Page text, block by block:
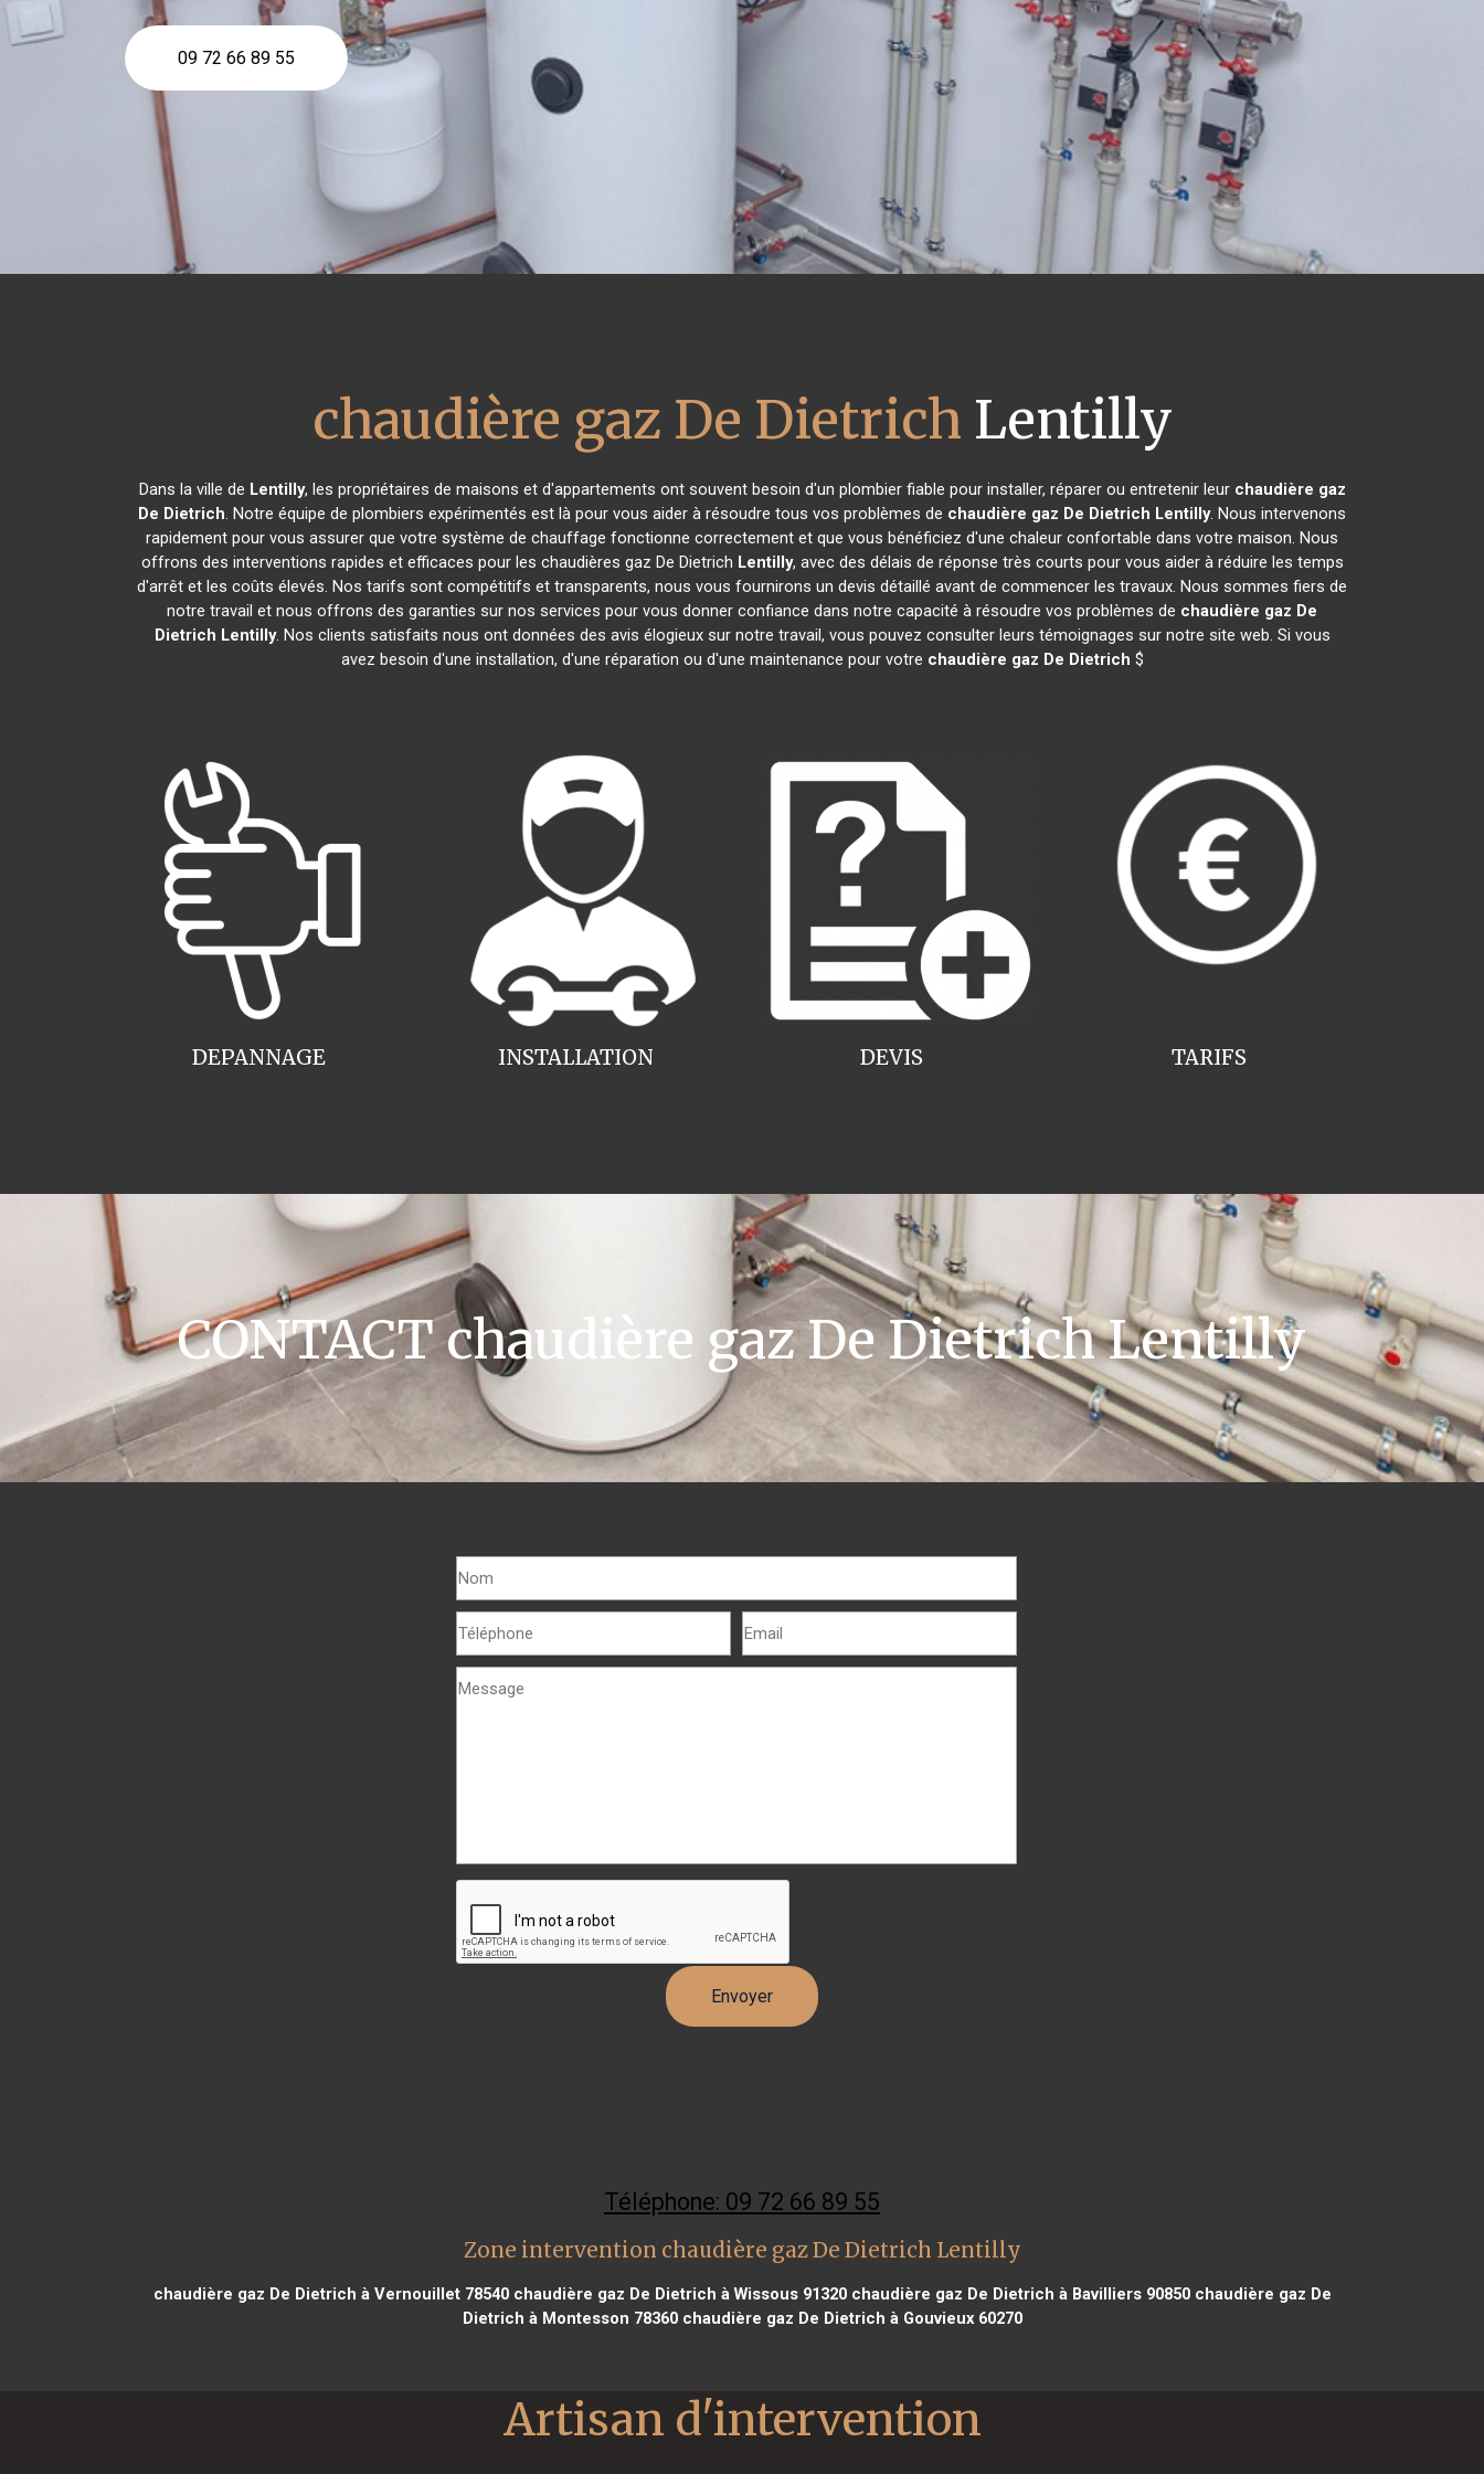
09 72 66 89 55
chaudière gaz De Dietrich Lentilly
Dans la ville de Lentilly, les propriétaires de maisons et d'appartements ont souvent besoin d'un plombier fiable pour installer, réparer ou entretenir leur chaudière gaz
De Dietrich. Notre équipe de plombiers expérimentés est là pour vous aider à résoudre tous vos problèmes de chaudière gaz De Dietrich Lentilly. Nous intervenons
rapidement pour vous assurer que votre système de chauffage fonctionne correctement et que vous bénéficiez d'une chaleur confortable dans votre maison. Nous
offrons des interventions rapides et efficaces pour les chaudières gaz De Dietrich Lentilly, avec des délais de réponse très courts pour vous aider à réduire les temps
d'arrêt et les coûts élevés. Nos tarifs sont compétitifs et transparents, nous vous fournirons un devis détaillé avant de commencer les travaux. Nous sommes fiers de
notre travail et nous offrons des garanties sur nos services pour vous donner confiance dans notre capacité à résoudre vos problèmes de chaudière gaz De
Dietrich Lentilly. Nos clients satisfaits nous ont données des avis élogieux sur notre travail, vous pouvez consulter leurs témoignages sur notre site web. Si vous
avez besoin d'une installation, d'une réparation ou d'une maintenance pour votre chaudière gaz De Dietrich $
INSTALLATION
DEPANNAGE TARIFS
DEVIS
CONTACT chaudière gaz De Dietrich Lentilly
Téléphone: 09 72 66 89 55
Zone intervention chaudière gaz De Dietrich Lentilly
chaudière gaz De Dietrich à Vernouillet 78540chaudière gaz De Dietrich à Wissous 91320chaudière gaz De Dietrich à Bavilliers 90850chaudière gaz De
Dietrich à Montesson 78360chaudière gaz De Dietrich à Gouvieux 60270
Artisan d'intervention